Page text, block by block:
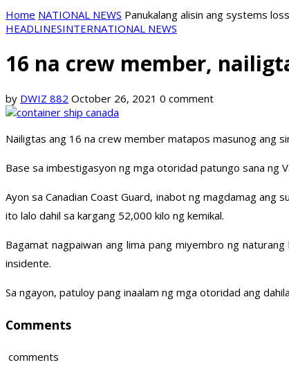
Home NATIONAL NEWS Panukalang alisin ang systems
HEADLINESINTERNATIONAL NEWS
16 na crew member,
by DWIZ 882 October 26, 2021 0 comment
Nailigtas ang 16 na crew member matapos masunog ang
Base sa imbestigasyon ng mga otoridad patungo sana ng
Ayon sa Canadian Coast Guard, inabot ng magdamag ang
ito lalo dahil sa kargang 52,000 kilo ng kemikal.
Bagamat nagpaiwan ang lima pang miyembro ng
insidente.
Sa ngayon, patuloy pang inaalam ng mga otoridad ang
Comments
comments